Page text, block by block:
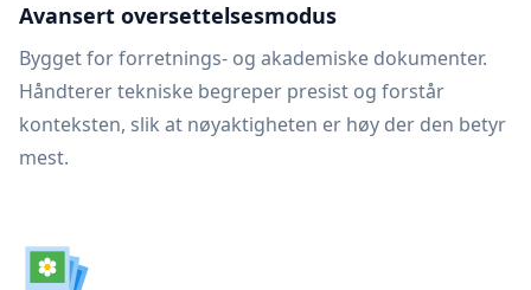
Avansert oversettelsesmodus
Bygget for forretnings- og akademiske dokumenter.
Håndterer tekniske begreper presist og forstår
konteksten, slik at nøyaktigheten er høy der den betyr
mest.